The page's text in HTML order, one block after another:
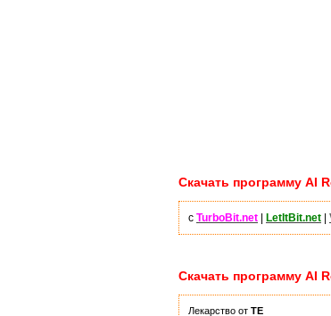
Скачать программу AI
с TurboBit.net LetItBit.net
Скачать программу AI
Лекарство от TE